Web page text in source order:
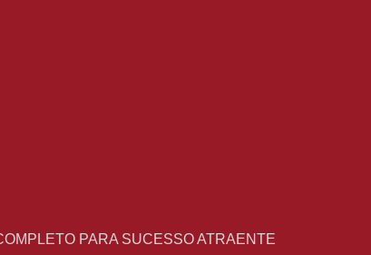
PARA SUCESSO ATRAENTE